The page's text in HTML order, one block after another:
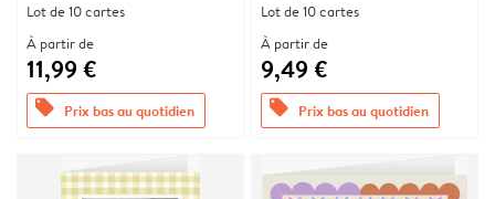
Lot de 10 cartes
À partir de
11,99 €
offers Prix bas au quotidien
Lot de 10 cartes
À partir de
9,49 €
offers Prix bas au quotidien